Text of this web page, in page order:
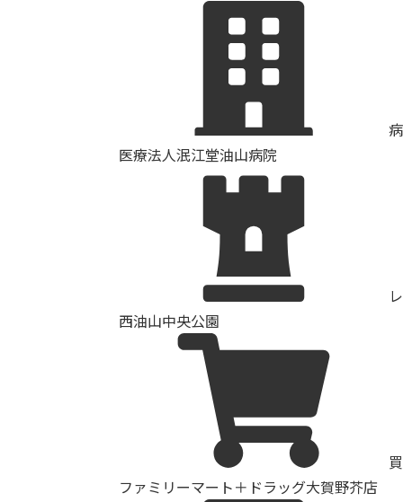
医療法人泯江堂油山病院
西油山中央公園
ファミリーマート＋ドラッグ大賀野芥店